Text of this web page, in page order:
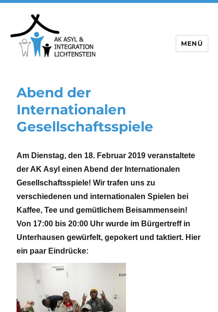
MENÜ
Abend der
Internationalen
Gesellschaftsspiele
Am Dienstag, den 18. Februar 2019 veranstaltete
der AK Asyl einen Abend der Internationalen
Gesellschaftsspiele! Wir trafen uns zu
verschiedenen und internationalen Spielen bei
Kaffee, Tee und gemütlichem Beisammensein!
Von 17:00 bis 20:00 Uhr wurde im Bürgertreff in
Unterhausen gewürfelt, gepokert und taktiert. Hier
ein paar Eindrücke: